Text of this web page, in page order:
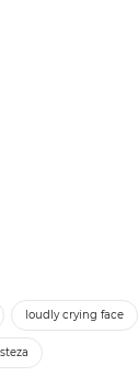
loudly crying face